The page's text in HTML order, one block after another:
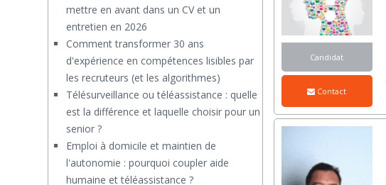
Candidat
Contact
mettre en avant dans un CV et un
entretien en 2026
Comment transformer 30 ans
d'expérience en compétences lisibles par
les recruteurs (et les algorithmes)
Télésurveillance ou téléassistance : quelle
est la différence et laquelle choisir pour un
senior ?
​Emploi à domicile et maintien de
l'autonomie : pourquoi coupler aide
humaine et téléassistance ?